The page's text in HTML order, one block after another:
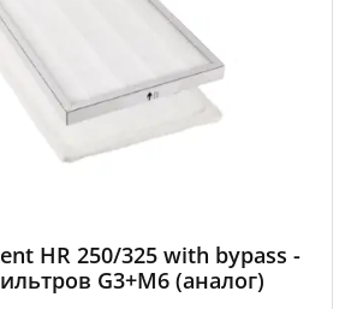
HR 250/325 with bypass -
G3+M6 (аналог)